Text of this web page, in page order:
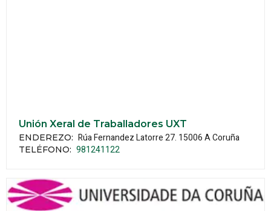
Unión Xeral de Traballadores UXT
ENDEREZO: Rúa Fernandez Latorre 27. 15006A Coruña
TELÉFONO: 981241122